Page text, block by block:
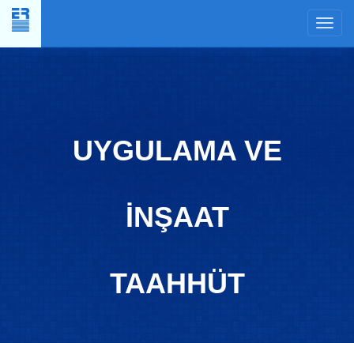
UYGULAMA VE
İNŞAAT
TAAHHÜT